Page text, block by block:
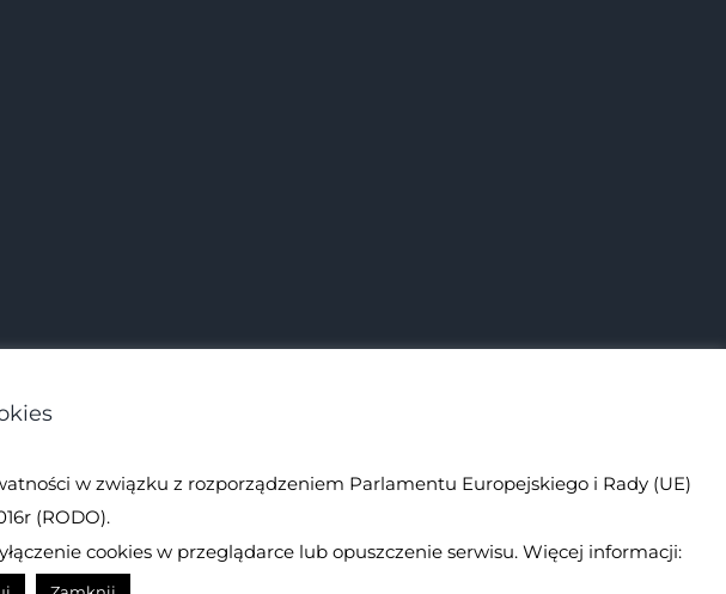
w związku z rozporządzeniem Parlamentu Europejskiego i Rady (UE)
(RODO).
cookies w przeglądarce lub opuszczenie serwisu. Więcej informacji: